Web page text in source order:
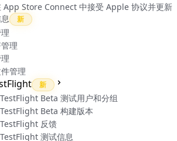
App Store Connect 中接受 Apple 协议并更新
新
理
管理
新
TestFlight Beta 测试用户和分组
TestFlight Beta 构建版本
TestFlight 反馈
TestFlight 测试信息